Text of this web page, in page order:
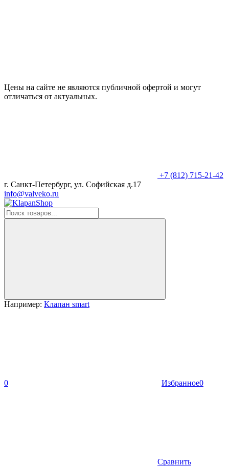
Цены на сайте не являются публичной офертой и могут
отличаться от актуальных.
+7 (812) 715-21-42
г. Санкт-Петербург, ул. Софийская д.17
info@valveko.ru
Например: Клапан smart
0 Избранное0
Сравнить